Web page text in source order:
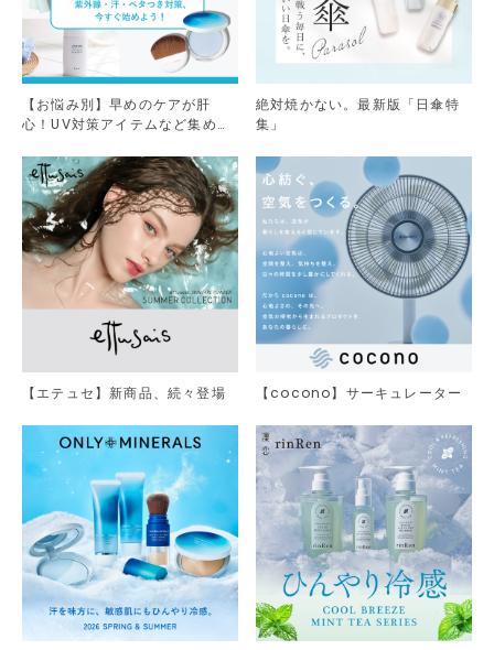
【お悩み別】早めのケアが肝
心！UV対策アイテムなど集めま
絶対焼かない。最新版「日傘特
集」
【エテュセ】新商品、続々登場 【cocono】サーキュレーター